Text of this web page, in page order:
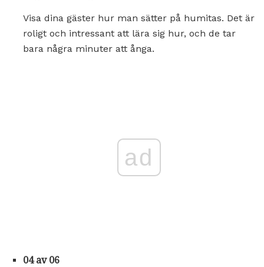
Visa dina gäster hur man sätter på humitas. Det är
roligt och intressant att lära sig hur, och de tar
bara några minuter att ånga.
ad
04 av 06